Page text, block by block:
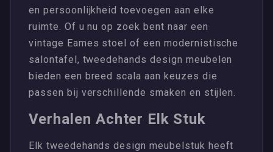
en persoonlijkheid toevoegen aan elke
ruimte. Of u nu op zoek bent naar een
vintage Eames stoel of een modernistische
salontafel, tweedehands design meubelen
bieden een breed scala aan keuzes die
passen bij verschillende smaken en stijlen.
Verhalen Achter Elk Stuk
Elk tweedehands design meubelstuk heeft